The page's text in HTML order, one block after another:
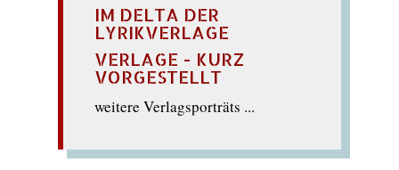
IM DELTA DER
LYRIKVERLAGE
VERLAGE - KURZ
VORGESTELLT
weitere Verlagsporträts ...